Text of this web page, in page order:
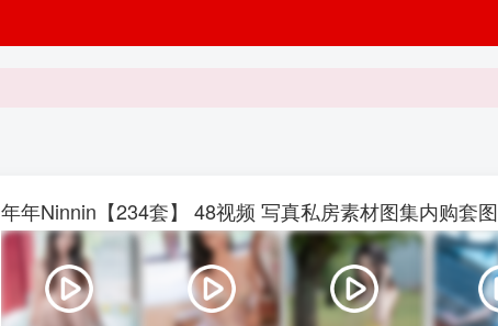
年年Ninnin【234套】 48视频 写真私房素材图集内购套图